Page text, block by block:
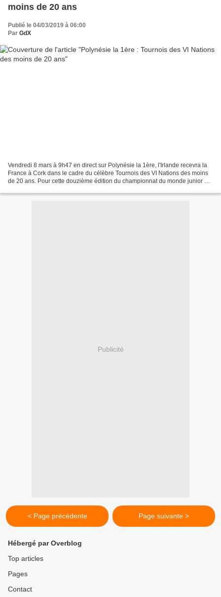
moins de 20 ans
Publié le 04/03/2019 à 06:00
Par GdX
Vendredi 8 mars à 9h47 en direct sur Polynésie la 1ère, l'Irlande recevra la
France à Cork dans le cadre du célèbre Tournois des VI Nations des moins
de 20 ans. Pour cette douzième édition du championnat du monde junior de
Publicité
< Page précédente Page suivante >
Hébergé par Overblog
Top articles
Pages
Contact